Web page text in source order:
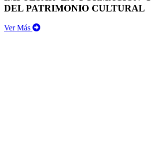
DEL PATRIMONIO CULTURAL
Ver Más